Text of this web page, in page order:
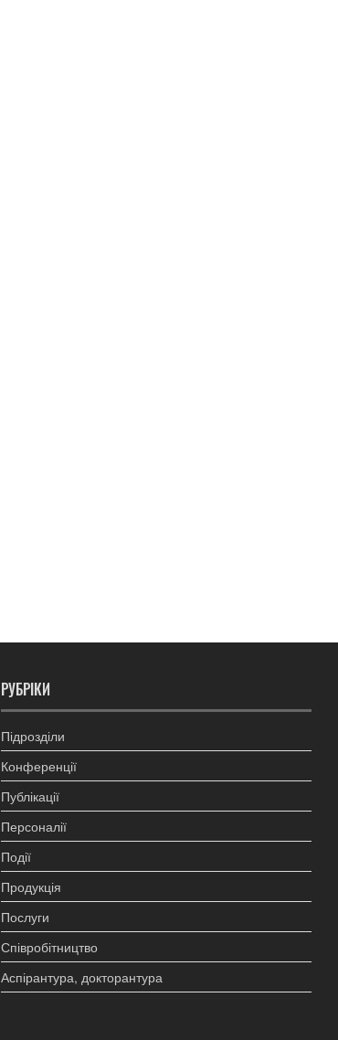
РУБРІКИ
Підрозділи
Конференції
Публікації
Персоналії
Події
Продукція
Послуги
Співробітництво
Аспірантура, докторантура